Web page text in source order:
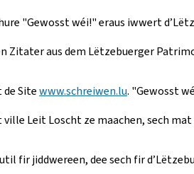
"Gewosst wéi!" eraus iwwert
aus dem Lëtzebuerger
Sitewww.schreiwen.lu. "Gewosst
Leit Loscht ze maachen, sech
fir jiddwereen, dee sech fir